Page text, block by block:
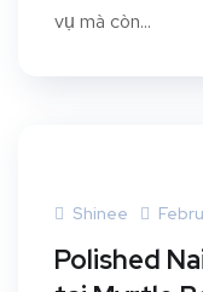
vụ mà còn...
Shinee
Polished